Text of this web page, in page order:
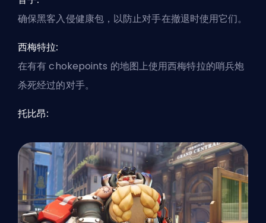
确保黑客入侵健康包，以防止对手在撤退时使用它们。
西梅特拉:
在有有 chokepoints 的地图上使用西梅特拉的哨兵炮
杀死经过的对手。
托比昂: